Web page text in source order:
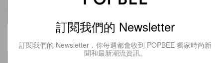
SEKAI HOTEL Takaoka訂閱我們的 Newsletter
訂閱我們的 Newsletter，你每週都會收到 POPBEE 獨家時尚新
聞和最新潮流資訊。